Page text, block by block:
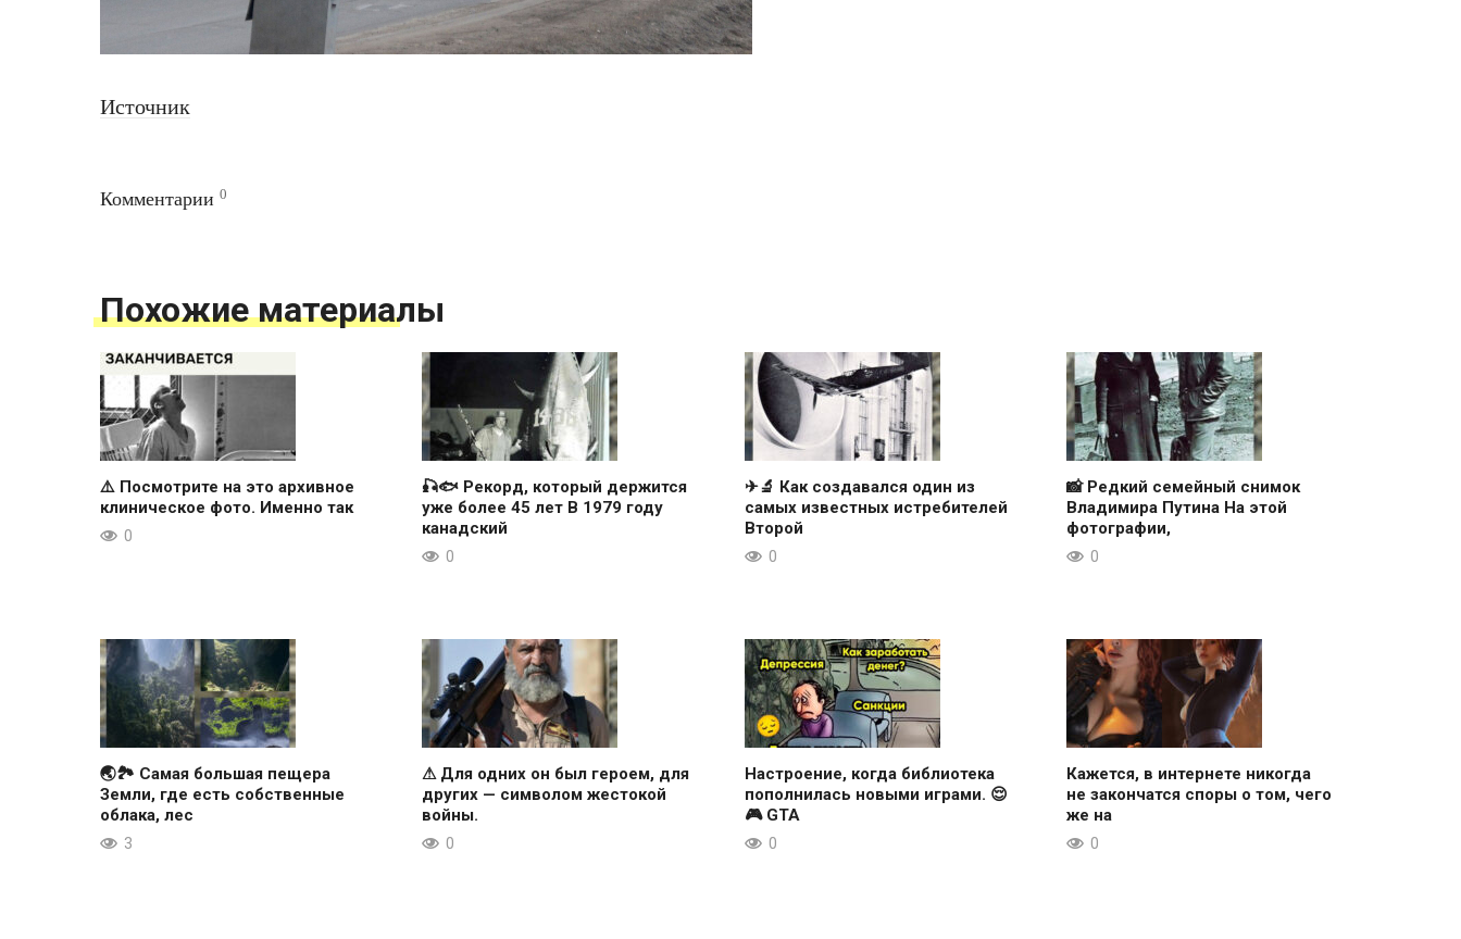
Источник
Комментарии 0
Похожие материалы
⚠️ Посмотрите на это архивное
клиническое фото. Именно так
0
🎣🐟 Рекорд, который держится
уже более 45 лет В 1979 году
канадский
0
✈🔬 Как создавался один из
самых известных истребителей
Второй
0
📸 Редкий семейный снимок
Владимира Путина На этой
фотографии,
0
🌏🏞 Самая большая пещера
Земли, где есть собственные
облака, лес
3
⚠ Для одних он был героем, для
других — символом жестокой
войны.
0
Настроение, когда библиотека
пополнилась новыми играми. 😌
🎮 GTA
0
Кажется, в интернете никогда
не закончатся споры о том, чего
же на
0